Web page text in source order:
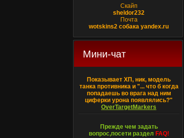
Скайп
sheldor232
Почта
wotskins2 собака yandex.ru
Мини-чат
Показывает ХП, ник, модель
танка противника и "... что б когда
попадаешь во врага над ним
циферки урона появлялись?"
OverTargetMarkers
Прежде чем задать
вопрос,посети раздел FAQ!